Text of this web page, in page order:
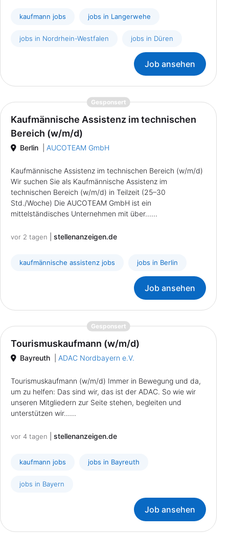
kaufmann jobs jobs in Langerwehe
jobs in Nordrhein-Westfalen jobs in Düren
Job ansehen
Gesponsert{prompt.job}
Kaufmännische Assistenz im technischen
Bereich (w/m/d)
Berlin AUCOTEAM GmbH
Kaufmännische Assistenz im technischen Bereich (w/m/d)
Wir suchen Sie als Kaufmännische Assistenz im
technischen Bereich (w/m/d) in Teilzeit (25–30
Std./Woche) Die AUCOTEAM GmbH ist ein
mittelständisches Unternehmen mit über......
vor 2 tagen stellenanzeigen.de
kaufmännische assistenz jobs jobs in Berlin
Job ansehen
Gesponsert{prompt.job}
Tourismuskaufmann (w/m/d)
Bayreuth ADAC Nordbayern e.V.
Tourismuskaufmann (w/m/d) Immer in Bewegung und da,
um zu helfen: Das sind wir, das ist der ADAC. So wie wir
unseren Mitgliedern zur Seite stehen, begleiten und
unterstützen wir......
vor 4 tagen stellenanzeigen.de
kaufmann jobs jobs in Bayreuth
jobs in Bayern
Job ansehen